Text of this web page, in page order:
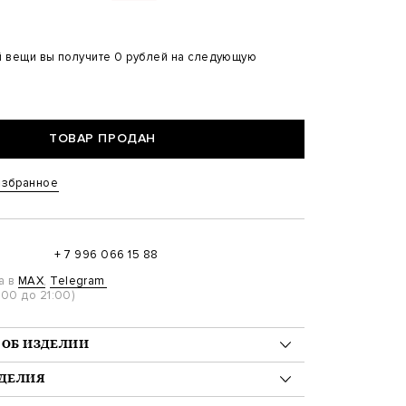
вещи вы получите 0 рублей на следующую
ТОВАР ПРОДАН
+ 7 996 066 15 88
в MAX, Telegram
до 21:00)
ИЗДЕЛИИ
100%